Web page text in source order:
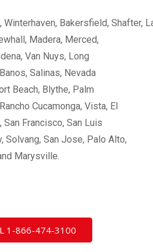
Winterhaven, Bakersfield, Shafter,
Madera, Merced,
Van Nuys, Long
Salinas, Nevada
Beach, Blythe, Palm
Cucamonga, Vista, El
San Francisco, San Luis
Solvang, San Jose, Palo Alto,
Marysville.
1-866-474-3100